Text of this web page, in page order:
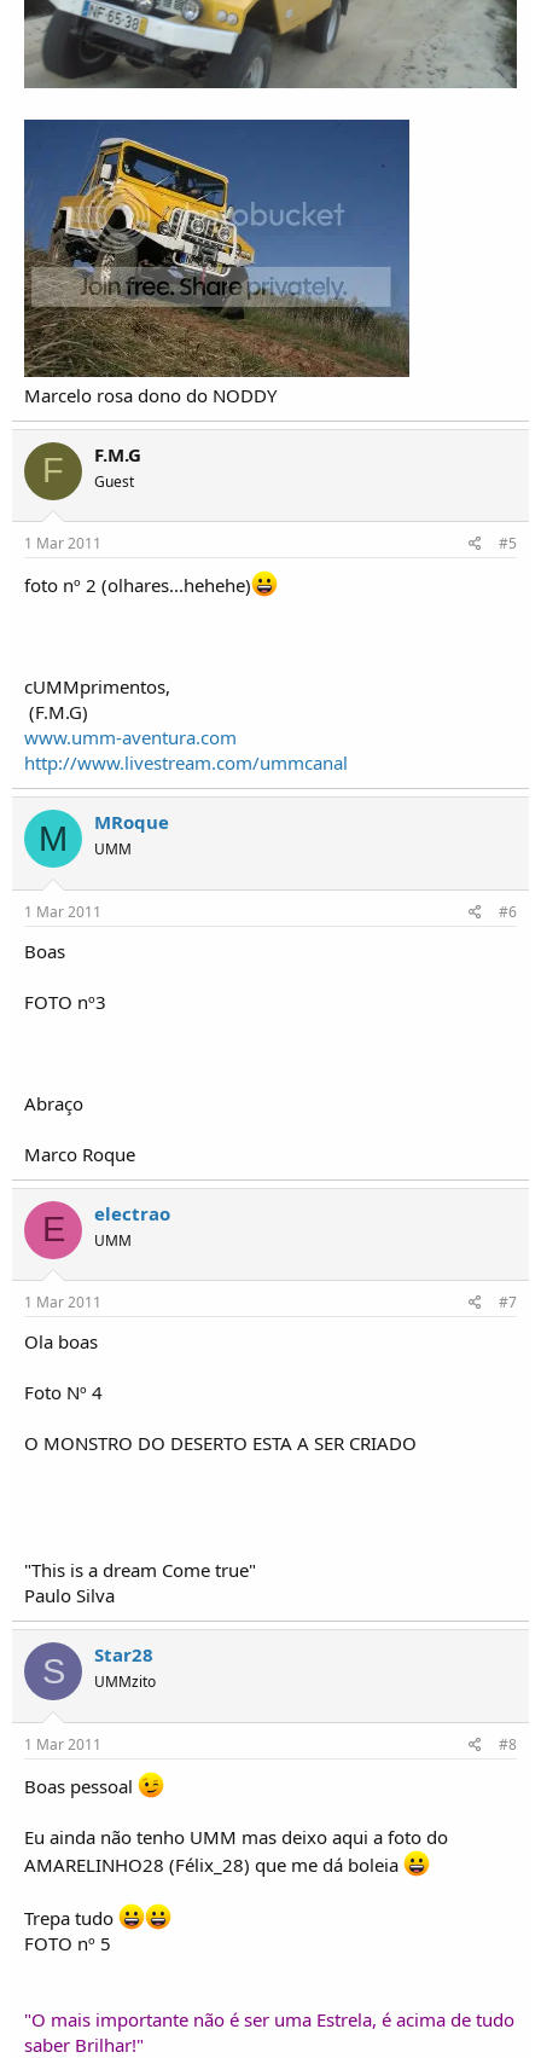
Marcelo rosa dono do NODDY
F F.M.G
Guest
1 Mar 2011 #5
foto nº 2 (olhares...hehehe)
cUMMprimentos,
(F.M.G)
www.umm-aventura.com
http://www.livestream.com/ummcanal
M MRoque
UMM
1 Mar 2011 #6
Boas
FOTO nº3
Abraço
Marco Roque
E electrao
UMM
1 Mar 2011 #7
Ola boas
Foto Nº 4
O MONSTRO DO DESERTO ESTA A SER CRIADO
"This is a dream Come true"
Paulo Silva
S Star28
UMMzito
1 Mar 2011 #8
Boas pessoal
Eu ainda não tenho UMM mas deixo aqui a foto do
AMARELINHO28 (Félix_28) que me dá boleia
Trepa tudo
FOTO nº 5
"O mais importante não é ser uma Estrela, é acima de tudo
saber Brilhar!"